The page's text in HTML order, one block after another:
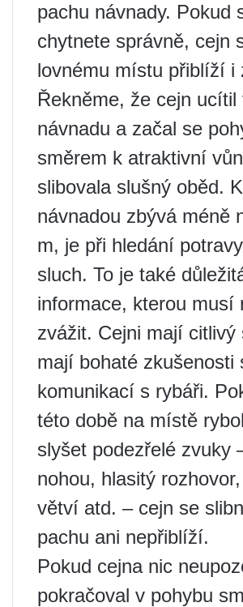
pachu návnady. Pokud
chytnete správně, cejn
lovnému místu přiblíží i
Řekněme, že cejn ucítil
návnadu a začal se
směrem k atraktivní
slibovala slušný oběd.
návnadou zbývá méně
m, je při hledání
sluch. To je také
informace, kterou musí
zvážit. Cejni mají citlivý
mají bohaté zkušenosti
komunikací s rybáři.
této době na místě
slyšet podezřelé zvuky
nohou, hlasitý
větví atd. – cejn se
pachu ani nepřiblíží.
Pokud cejna nic
pokračoval v pohybu